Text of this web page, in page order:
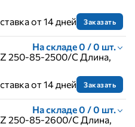
от 14 дней Заказать
На складе 0 / 0 шт.
250-85-2500/C Длина,
от 14 дней Заказать
На складе 0 / 0 шт.
250-85-2600/C Длина,